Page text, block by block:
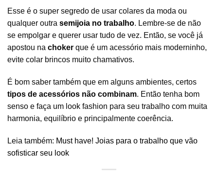
Esse é o super segredo de usar colares da moda ou
qualquer outra semijoia no trabalho. Lembre-se de não
se empolgar e querer usar tudo de vez. Então, se você já
apostou na choker que é um acessório mais moderninho,
evite colar brincos muito chamativos.
É bom saber também que em alguns ambientes, certos
tipos de acessórios não combinam. Então tenha bom
senso e faça um look fashion para seu trabalho com muita
harmonia, equilíbrio e principalmente coerência.
Leia também: Must have! Joias para o trabalho que vão
sofisticar seu look